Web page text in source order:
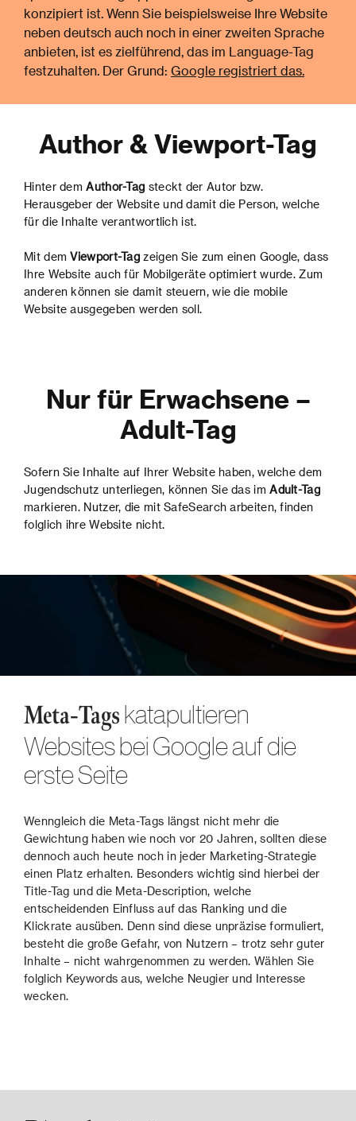
konzipiert ist. Wenn Sie beispielsweise Ihre Website
neben deutsch auch noch in einer zweiten Sprache
anbieten, ist es zielführend, das im Language-Tag
festzuhalten. Der Grund: Google registriert das.
Author & Viewport-Tag
Hinter demAuthor-Tag steckt der Autor bzw.
Herausgeber der Website und damit die Person, welche
für die Inhalte verantwortlich ist.
Mit demViewport-Tag zeigen Sie zum einen Google, dass
Ihre Website auch für Mobilgeräte optimiert wurde. Zum
anderen können sie damit steuern, wie die mobile
Website ausgegeben werden soll.
Nur für Erwachsene –
Adult-Tag
Sofern Sie Inhalte auf Ihrer Website haben, welche dem
Jugendschutz unterliegen, können Sie das imAdult-Tag
markieren. Nutzer, die mit SafeSearch arbeiten, finden
folglich ihre Website nicht.
Meta-Tagskatapultieren
Websites bei Google auf die
erste Seite
Wenngleich die Meta-Tags längst nicht mehr die
Gewichtung haben wie noch vor 20 Jahren, sollten diese
dennoch auch heute noch in jeder Marketing-Strategie
einen Platz erhalten. Besonders wichtig sind hierbei der
Title-Tag und die Meta-Description, welche
entscheidenden Einfluss auf das Ranking und die
Klickrate ausüben. Denn sind diese unpräzise formuliert,
besteht die große Gefahr, von Nutzern – trotz sehr guter
Inhalte – nicht wahrgenommen zu werden. Wählen Sie
folglich Keywords aus, welche Neugier und Interesse
wecken.